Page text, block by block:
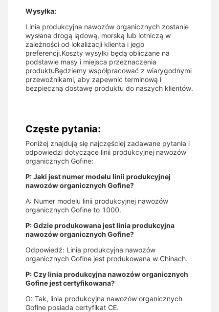
Wysyłka:
Linia produkcyjna nawozów organicznych zostanie
wysłana drogą lądową, morską lub lotniczą w
zależności od lokalizacji klienta i jego
preferencji.Koszty wysyłki będą obliczane na
podstawie masy i miejsca przeznaczenia
produktuBędziemy współpracować z wiarygodnymi
przewoźnikami, aby zapewnić terminową i
bezpieczną dostawę produktu do naszych klientów.
Częste pytania:
Poniżej znajdują się najczęściej zadawane pytania i
odpowiedzi dotyczące linii produkcyjnej nawozów
organicznych Gofine:
P: Jaki jest numer modelu linii produkcyjnej
nawozów organicznych Gofine?
A: Numer modelu linii produkcyjnej nawozów
organicznych Gofine to 1000.
P: Gdzie produkowana jest linia produkcyjna
nawozów organicznych Gofine?
Odpowiedź: Linia produkcyjna nawozów
organicznych Gofine jest produkowana w Chinach.
P: Czy linia produkcyjna nawozów organicznych
Gofine jest certyfikowana?
O: Tak, linia produkcyjna nawozów organicznych
Gofine posiada certyfikat CE.